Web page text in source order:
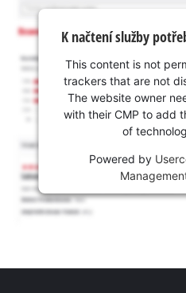
K načtení služby
This content is not
trackers that are not
The website owner
with their CMP to add
of
Powered by